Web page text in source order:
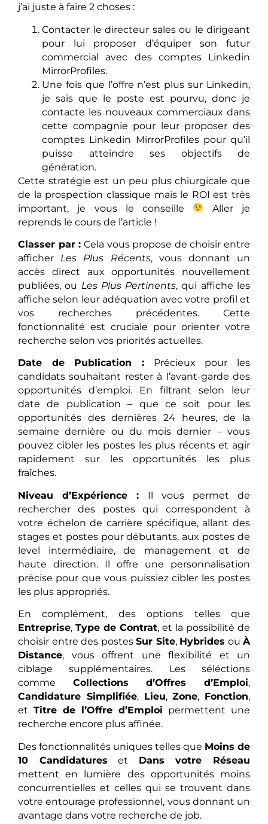
j’ai juste à faire 2 choses :
Contacter le directeur sales ou le dirigeant
pour lui proposer d’équiper son futur
commercial avec des comptes Linkedin
MirrorProfiles.
Une fois que l’offre n’est plus sur Linkedin,
je sais que le poste est pourvu, donc je
contacte les nouveaux commerciaux dans
cette compagnie pour leur proposer des
comptes Linkedin MirrorProfiles pour qu’il
puisse atteindre ses objectifs de
génération.
Cette stratégie est un peu plus chiurgicale que
de la prospection classique mais le ROI est très
important, je vous le conseille
Aller je
reprends le cours de l’article !
Classer par : Cela vous propose de choisir entre
afficher Les Plus Récents, vous donnant un
accès direct aux opportunités nouvellement
publiées, ou Les Plus Pertinents, qui affiche les
affiche selon leur adéquation avec votre profil et
vos recherches précédentes. Cette
fonctionnalité est cruciale pour orienter votre
recherche selon vos priorités actuelles.
Date de Publication : Précieux pour les
candidats souhaitant rester à l’avant-garde des
opportunités d’emploi. En filtrant selon leur
date de publication – que ce soit pour les
opportunités des dernières 24 heures, de la
semaine dernière ou du mois dernier – vous
pouvez cibler les postes les plus récents et agir
rapidement sur les opportunités les plus
fraîches.
Niveau d’Expérience : Il vous permet de
rechercher des postes qui correspondent à
votre échelon de carrière spécifique, allant des
stages et postes pour débutants, aux postes de
level intermédiaire, de management et de
haute direction. Il offre une personnalisation
précise pour que vous puissiez cibler les postes
les plus appropriés.
En complément, des options telles que
Entreprise, Type de Contrat, et la possibilité de
choisir entre des postes Sur Site, Hybrides ou À
Distance, vous offrent une flexibilité et un
ciblage supplémentaires. Les séléctions
comme Collections d’Offres d’Emploi,
Candidature Simplifiée, Lieu,Zone, Fonction,
et Titre de l’Offre d’Emploi permettent une
recherche encore plus affinée.
Des fonctionnalités uniques telles que Moins de
10 Candidatures et Dans votre Réseau
mettent en lumière des opportunités moins
concurrentielles et celles qui se trouvent dans
votre entourage professionnel, vous donnant un
avantage dans votre recherche de job.